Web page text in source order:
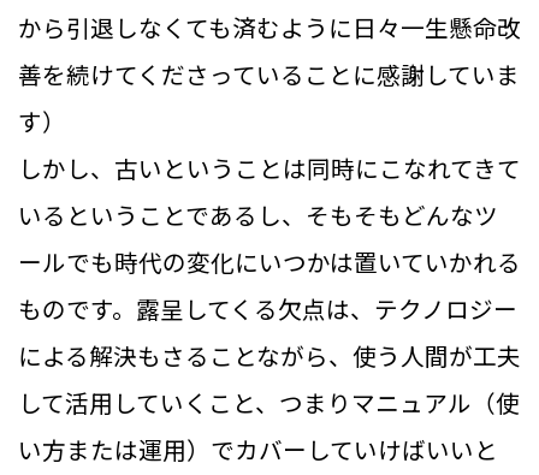
から引退しなくても済むように日々一生懸命改
善を続けてくださっていることに感謝していま
す）
しかし、古いということは同時にこなれてきて
いるということであるし、そもそもどんなツ
ールでも時代の変化にいつかは置いていかれる
ものです。露呈してくる欠点は、テクノロジー
による解決もさることながら、使う人間が工夫
して活用していくこと、つまりマニュアル（使
い方または運用）でカバーしていけばいいと